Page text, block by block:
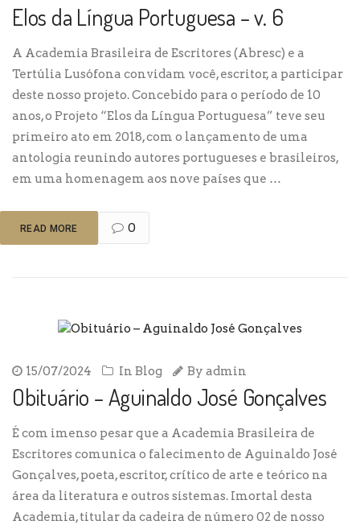
Elos da Língua Portuguesa – v. 6
A Academia Brasileira de Escritores (Abresc) e a
Tertúlia Lusófona convidam você, escritor, a participar
deste nosso projeto. Concebido para o período de 10
anos, o Projeto “Elos da Língua Portuguesa” teve seu
primeiro ato em 2018, com o lançamento de uma
antologia reunindo autores portugueses e brasileiros,
em uma homenagem aos nove países que …
READ MORE 0
15/07/2024 In Blog By admin
Obituário – Aguinaldo José Gonçalves
É com imenso pesar que a Academia Brasileira de
Escritores comunica o falecimento de Aguinaldo José
Gonçalves, poeta, escritor, crítico de arte e teórico na
área da literatura e outros sistemas. Imortal desta
Academia, titular da cadeira de número 02 de nosso